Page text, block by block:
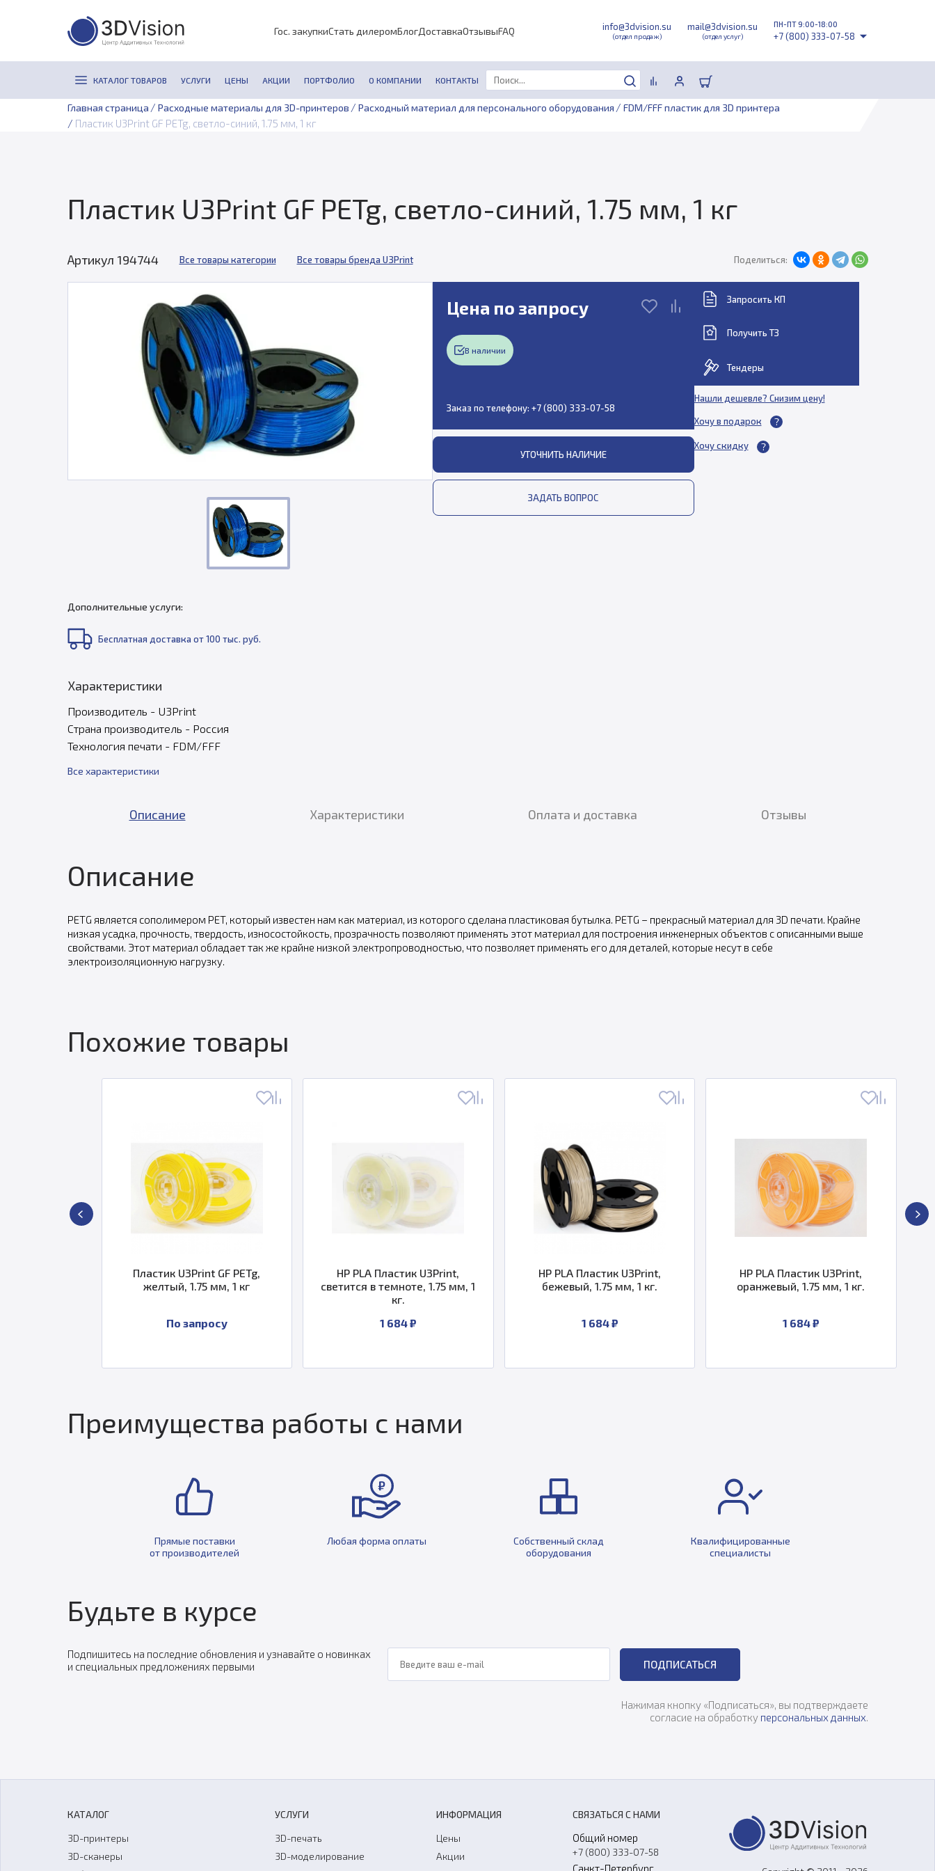
Гос. закупкиСтать дилеромБлогДоставкаОтзывыFAQ info@3dvision.su
(отдел продаж)
mail@3dvision.su
(отдел услуг)
ПН-ПТ 9:00-18:00
+7 (800) 333-07-58
КАТАЛОГ ТОВАРОВ УСЛУГИ ЦЕНЫ АКЦИИ ПОРТФОЛИО О КОМПАНИИ КОНТАКТЫ
Главная страница / Расходные материалы для 3D-принтеров / Расходный материал для персонального оборудования / FDM/FFF пластик для 3D принтера
/ Пластик U3Print GF PETg, светло-синий, 1.75 мм, 1 кг
Пластик U3Print GF PETg, светло-синий, 1.75 мм, 1 кг
Артикул 194744 Все товары категории Все товары бренда U3Print Поделиться:
Цена по запросу
В наличии
Заказ по телефону: +7 (800) 333-07-58
УТОЧНИТЬ НАЛИЧИЕ
ЗАДАТЬ ВОПРОС
Запросить КП
Получить ТЗ
Тендеры
Нашли дешевле? Снизим цену!
Хочу в подарок
Хочу скидку
Дополнительные услуги:
Бесплатная доставка от 100 тыс. руб.
Характеристики
Производитель - U3Print
Страна производитель - Россия
Технология печати - FDM/FFF
Все характеристики
Описание Характеристики Оплата и доставка Отзывы
Описание
PETG является сополимером PET, который известен нам как материал, из которого сделана пластиковая бутылка. PETG – прекрасный материал для 3D печати. Крайне
низкая усадка, прочность, твердость, износостойкость, прозрачность позволяют применять этот материал для построения инженерных объектов с описанными выше
свойствами. Этот материал обладает так же крайне низкой электропроводностью, что позволяет применять его для деталей, которые несут в себе
электроизоляционную нагрузку.
Похожие товары
HP PLA Пластик U3Print,
светится в темноте, 1.75 мм, 1
1 684 ₽
HP PLA Пластик U3Print,
бежевый, 1.75 мм, 1 кг.
HP PLA Пластик U3Print,
оранжевый, 1.75 мм, 1 кг.
Пластик U3Print ABS Flame Stop/
серый, 1.75 мм, 450 г
По запросу
Преимущества работы с нами
Прямые поставки
от производителей
Любая форма оплаты
Собственный склад
оборудования
Квалифицированные
специалисты
Будьте в курсе
Подпишитесь на последние обновления и узнавайте о новинках
и специальных предложениях первыми
ПОДПИСАТЬСЯ
Нажимая кнопку «Подписаться», вы подтверждаете
согласие на обработку персональных данных.
КАТАЛОГ
3D-принтеры
3D-сканеры
УСЛУГИ
3D-печать
3D-моделирование
ИНФОРМАЦИЯ
Цены
Акции
СВЯЗАТЬСЯ С НАМИ
Общий номер
+7 (800) 333-07-58
Санкт-Петербург